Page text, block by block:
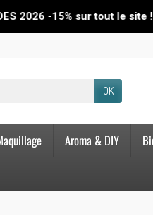
sur tout le site ! Code :
OK
Aroma & DIY